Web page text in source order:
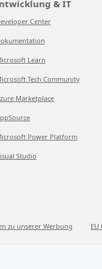
& IT
Center
Learn
Tech Community
Marketplace
Power Platform
Studio
zu unserer Werbung EU